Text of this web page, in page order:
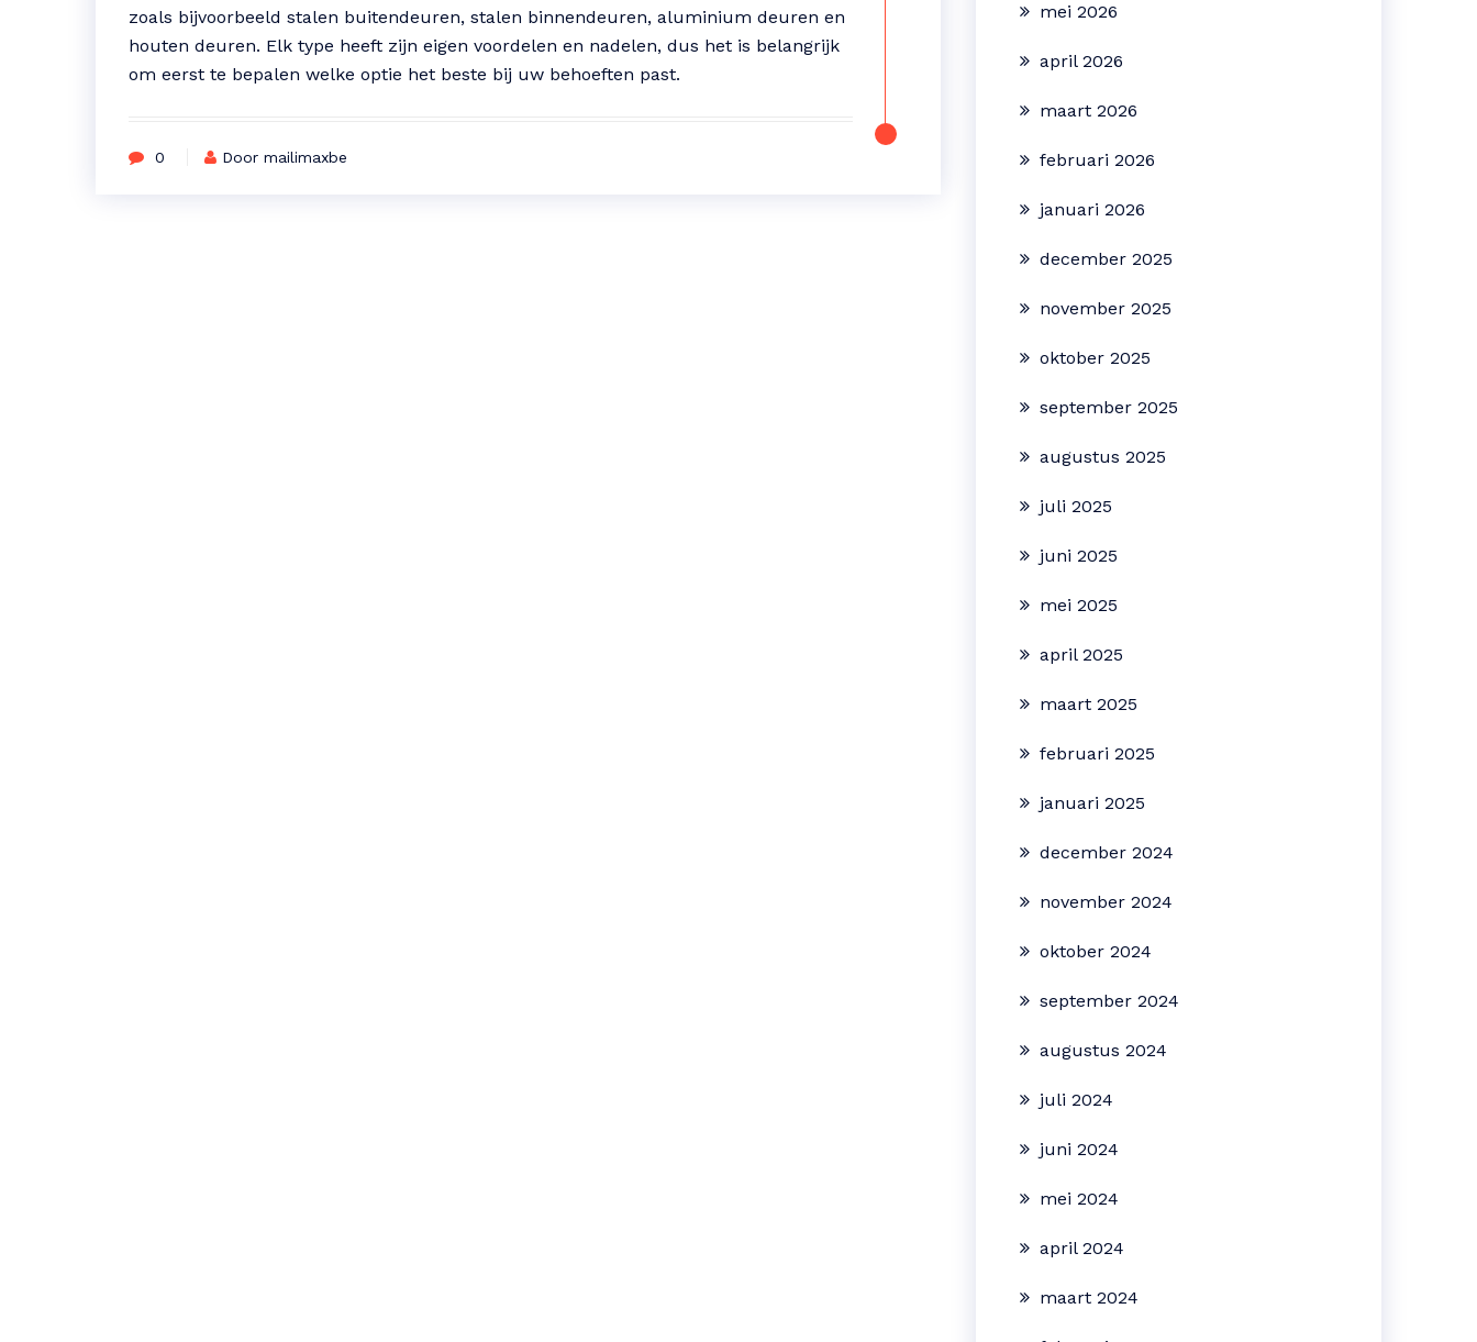
zoals bijvoorbeeld stalen buitendeuren, stalen binnendeuren, aluminium deuren en
houten deuren. Elk type heeft zijn eigen voordelen en nadelen, dus het is belangrijk
om eerst te bepalen welke optie het beste bij uw behoeften past.
0 Door mailimaxbe
mei 2026
april 2026
maart 2026
februari 2026
januari 2026
december 2025
november 2025
oktober 2025
september 2025
augustus 2025
juli 2025
juni 2025
mei 2025
april 2025
maart 2025
februari 2025
januari 2025
december 2024
november 2024
oktober 2024
september 2024
augustus 2024
juli 2024
juni 2024
mei 2024
april 2024
maart 2024